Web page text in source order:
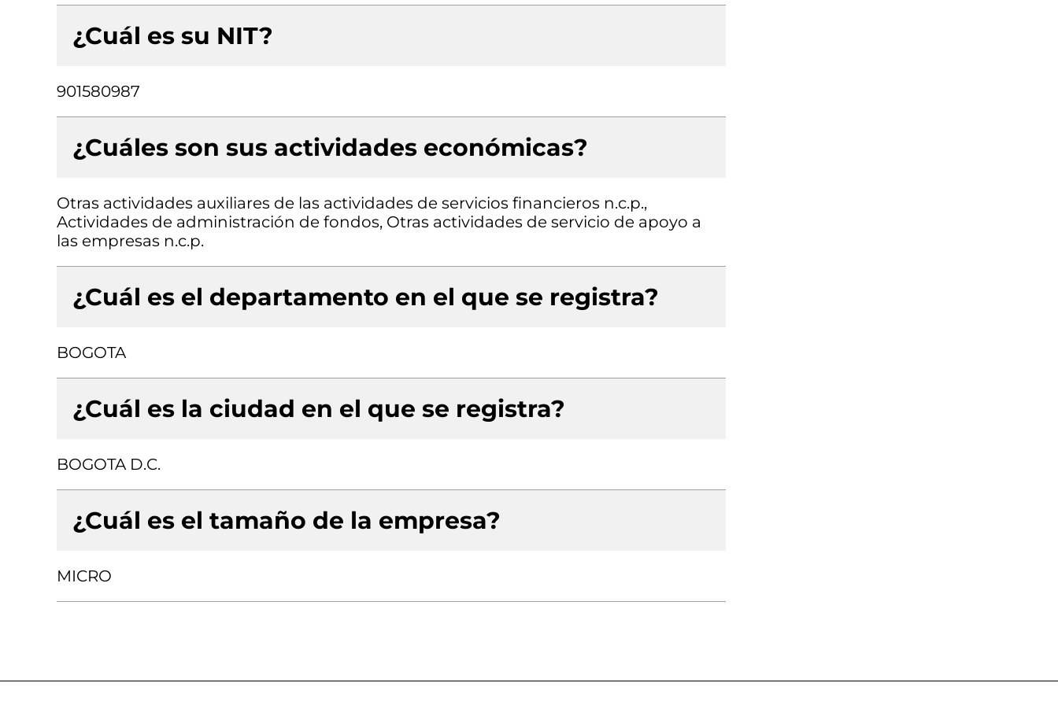
¿Cuál es su NIT?
901580987
¿Cuáles son sus actividades económicas?
Otras actividades auxiliares de las actividades de servicios financieros n.c.p.,
Actividades de administración de fondos, Otras actividades de servicio de apoyo a
las empresas n.c.p.
¿Cuál es el departamento en el que se registra?
BOGOTA
¿Cuál es la ciudad en el que se registra?
BOGOTA D.C.
¿Cuál es el tamaño de la empresa?
MICRO